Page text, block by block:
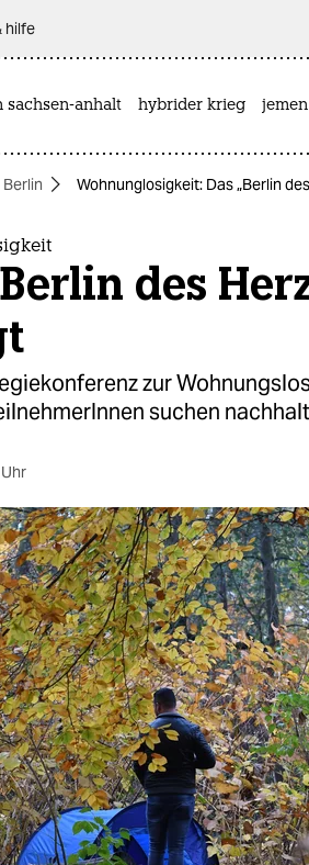
hilfe
sachsen-anhalt hybrider krieg jemen
Wohnunglosigkeit: Das „Berlin
des
zur
suchen